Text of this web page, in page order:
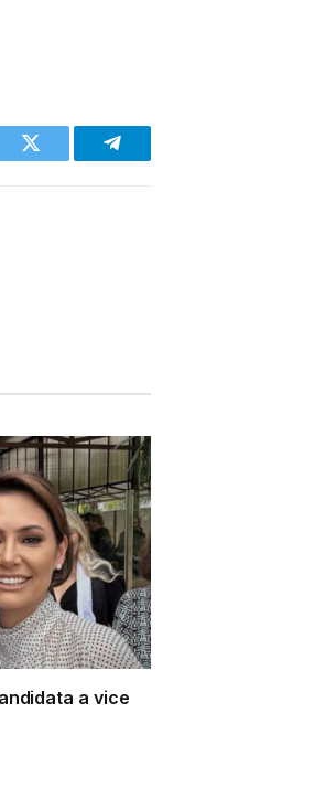
Twitter Telegram
a vice